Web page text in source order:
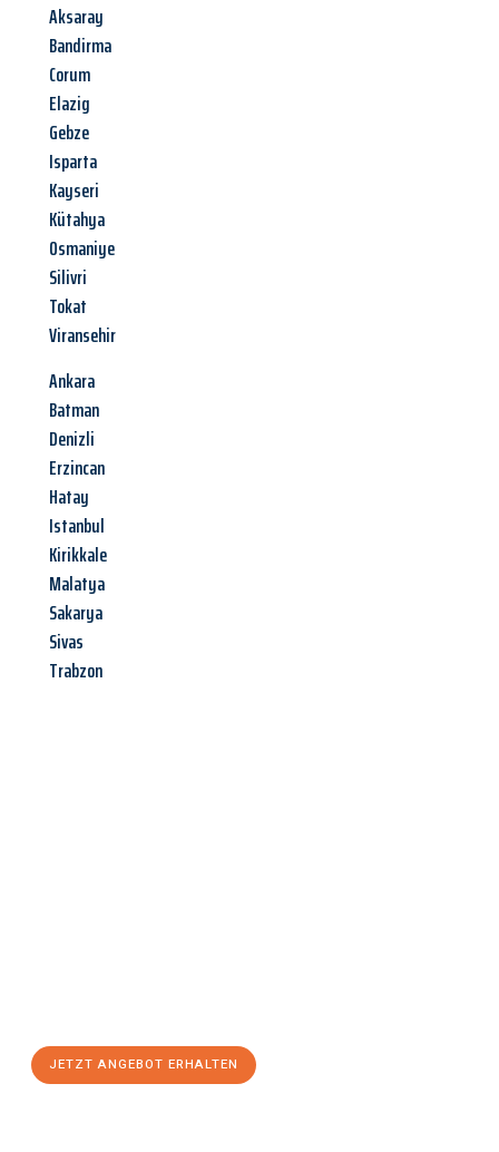
Aksaray
Bandirma
Corum
Elazig
Gebze
Isparta
Kayseri
Kütahya
Osmaniye
Silivri
Tokat
Viransehir
Ankara
Batman
Denizli
Erzincan
Hatay
Istanbul
Kirikkale
Malatya
Sakarya
Sivas
Trabzon
JETZT ANGEBOT ERHALTEN